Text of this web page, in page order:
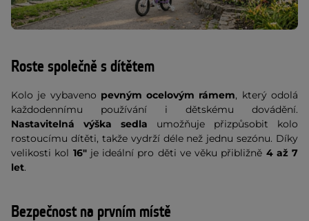
Roste společně s dítětem
Kolo je vybaveno pevným ocelovým rámem, který odolá
každodennímu používání i dětskému dovádění.
Nastavitelná výška sedla umožňuje přizpůsobit kolo
rostoucímu dítěti, takže vydrží déle než jednu sezónu. Díky
velikosti kol 16"je ideální pro děti ve věku přibližně 4 až 7
let.
Bezpečnost na prvním místě